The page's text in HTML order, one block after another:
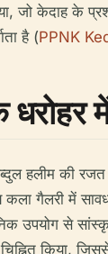
जो केदाह के
है (PPNK
में
हलीम की
गैलरी में
उपयोग से
चिह्नित किया,